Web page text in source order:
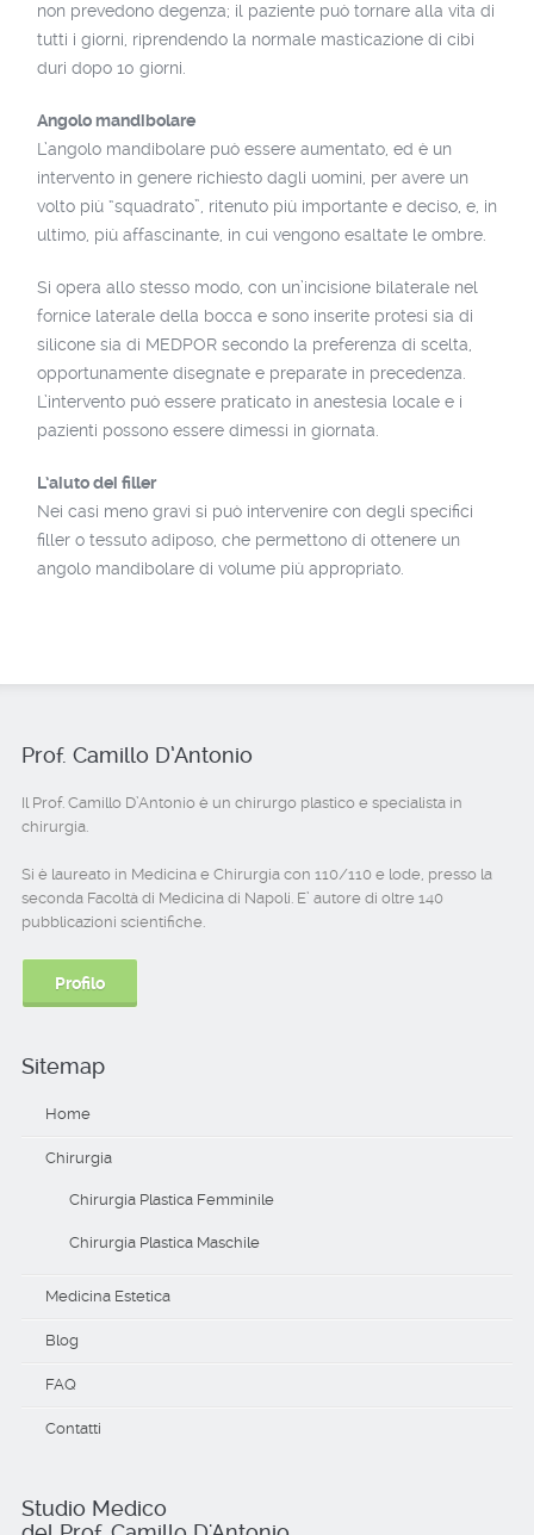
non prevedono degenza; il paziente può tornare alla vita di
tutti i giorni, riprendendo la normale masticazione di cibi
duri dopo 10 giorni.
Angolo mandibolare
L’angolo mandibolare può essere aumentato, ed è un
intervento in genere richiesto dagli uomini, per avere un
volto più “squadrato”, ritenuto più importante e deciso, e, in
ultimo, più affascinante, in cui vengono esaltate le ombre.
Si opera allo stesso modo, con un’incisione bilaterale nel
fornice laterale della bocca e sono inserite protesi sia di
silicone sia di MEDPOR secondo la preferenza di scelta,
opportunamente disegnate e preparate in precedenza.
L’intervento può essere praticato in anestesia locale e i
pazienti possono essere dimessi in giornata.
L’aiuto dei filler
Nei casi meno gravi si può intervenire con degli specifici
filler o tessuto adiposo, che permettono di ottenere un
angolo mandibolare di volume più appropriato.
Prof. Camillo D’Antonio
Il Prof. Camillo D’Antonio è un chirurgo plastico e specialista in
chirurgia.
Si è laureato in Medicina e Chirurgia con 110/110 e lode, presso la
seconda Facoltà di Medicina di Napoli. E’ autore di oltre 140
pubblicazioni scientifiche.
Profilo
Sitemap
Home
Chirurgia
Chirurgia Plastica Femminile
Chirurgia Plastica Maschile
Medicina Estetica
Blog
FAQ
Contatti
Studio Medico